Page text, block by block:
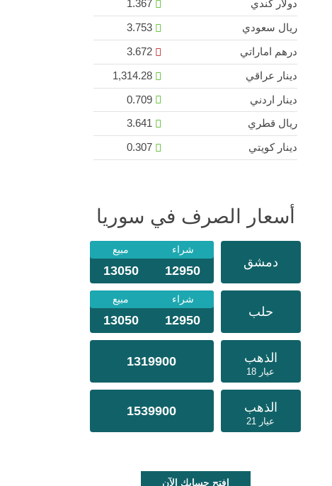
دولار كندي
ريال سعودي
درهم اماراتي
دينار عراقي
دينار اردني
ريال قطري
دينار كويتي
أسعار الصرف في سوريا
دمشق
شراء مبيع
12950
13050
حلب
شراء مبيع
12950
13050
الذهب
عيار 18
1319900
الذهب
عيار 21
1539900
إفتح حسابك الآن